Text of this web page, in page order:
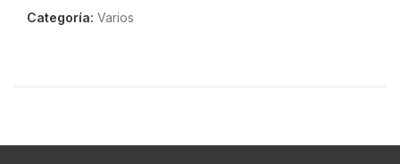
Categoría: Varios